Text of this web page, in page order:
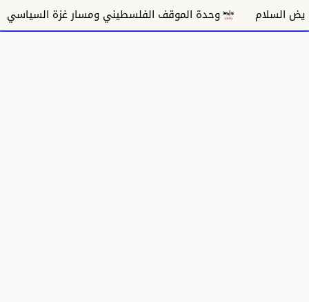
وحدة الموقف الفلسطيني ومسار غزة السياسي